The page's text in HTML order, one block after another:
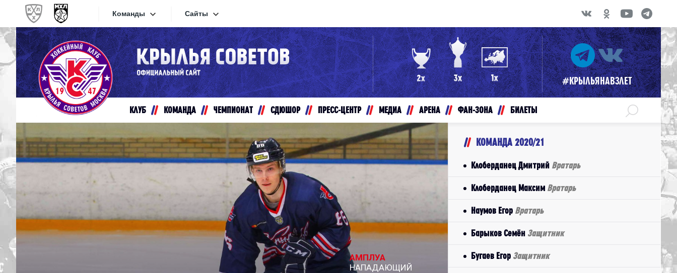
Команды
Конференция «Запад»
Дивизион Золотой
Академия Михайлова
Красная Армия
Локо
МХК Спартак
СКА-1946
Конференция «Восток»
Дивизион Золотой
Авто
Мамонты Югры
Омские Ястребы
Стальные Лисы
Толпар
Чайка
Дивизион Серебряный
АКМ-Новомосковск
Сайты
Сайты
Видеотрансляции
Хайлайты
Интернет-магазин
Приложение МХЛ
#КРЫЛЬЯНАВЗЛЕТ
КЛУБ КОМАНДА ЧЕМПИОНАТ СДЮШОР ПРЕСС-ЦЕНТР МЕДИА АРЕНА ФАН-ЗОНА БИЛЕТЫ
АМПЛУА
НАПАДАЮЩИЙ
КОМАНДА 2020/21
Клоберданец Дмитрий Вратарь
Клоберданец Максим Вратарь
Наумов Егор Вратарь
Барыков Семён Защитник
Бугаев Егор Защитник